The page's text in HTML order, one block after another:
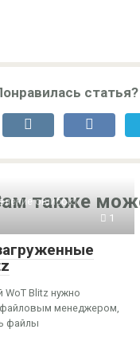
также
ошибок)
1
Blitz нужно
менеджером,
файлы